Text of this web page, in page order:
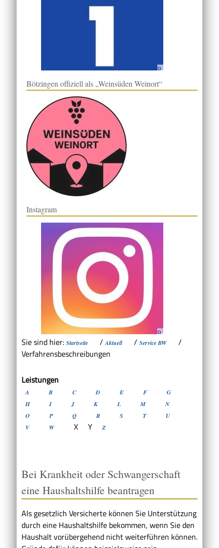
Bötzingen offiziell als „Weinsüden Weinort“
Instagram
Sie sind hier: Startseite /Aktuell / Service BW
/
Verfahrensbeschreibungen
Leistungen
A B C D E F
G
H
I J K L M
N
O
P Q R S T
U
V
W X Y Z
Bei Krankheit oder Schwangerschaft
eine Haushaltshilfe beantragen
Als gesetzlich Versicherte können Sie Unterstützung
durch eine Haushaltshilfe bekommen, wenn Sie den
Haushalt vorübergehend nicht weiterführen können.